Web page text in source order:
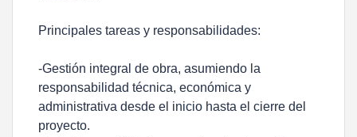
Principales tareas y responsabilidades:
-Gestión integral de obra, asumiendo la
responsabilidad técnica, económica y
administrativa desde el inicio hasta el cierre del
proyecto.